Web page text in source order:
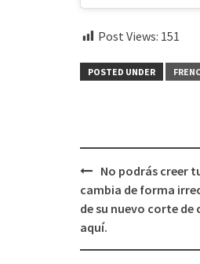
Post Views: 151
POSTED UNDER
Post
navigation
No podrás creer
cambia de forma
de su nuevo corte
aquí.